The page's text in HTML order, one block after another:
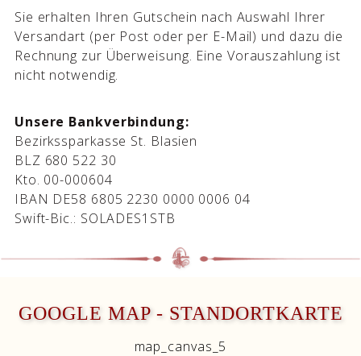
Sie erhalten Ihren Gutschein nach Auswahl Ihrer
Versandart (per Post oder per E-Mail) und dazu die
Rechnung zur Überweisung. Eine Vorauszahlung ist
nicht notwendig.
Unsere Bankverbindung:
Bezirkssparkasse St. Blasien
BLZ 680 522 30
Kto. 00-000604
IBAN DE58 6805 2230 0000 0006 04
Swift-Bic.: SOLADES1STB
GOOGLE MAP - STANDORTKARTE
map_canvas_5